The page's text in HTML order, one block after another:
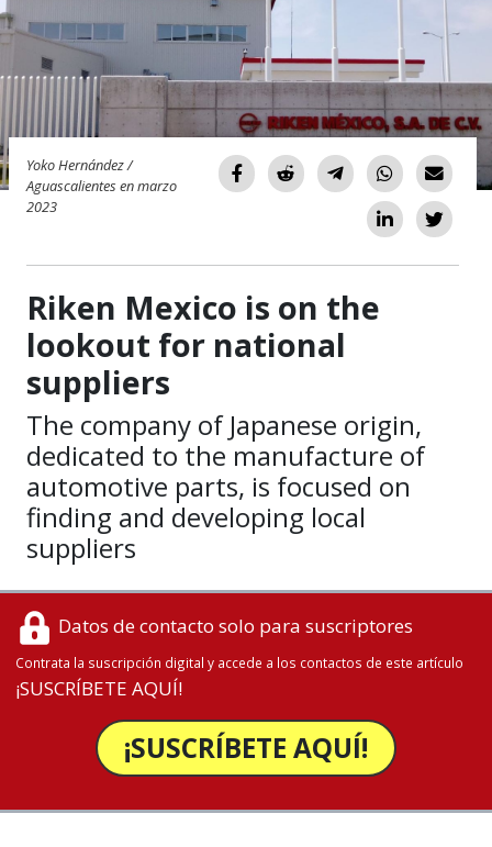
Yoko Hernández /
Aguascalientes en marzo
2023
Riken Mexico is on the
lookout for national
suppliers
The company of Japanese origin,
dedicated to the manufacture of
automotive parts, is focused on
finding and developing local
suppliers
Datos de contacto solo para suscriptores
Contrata la suscripción digital y accede a los contactos de este artículo
¡SUSCRÍBETE AQUÍ!
¡SUSCRÍBETE AQUÍ!